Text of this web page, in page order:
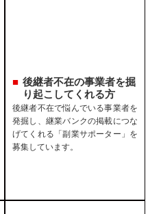
後継者不在の事業者を掘
り起こしてくれる方
後継者不在で悩んでいる事業者を
発掘し、継業バンクの掲載につな
げてくれる「副業サポーター」を
募集しています。